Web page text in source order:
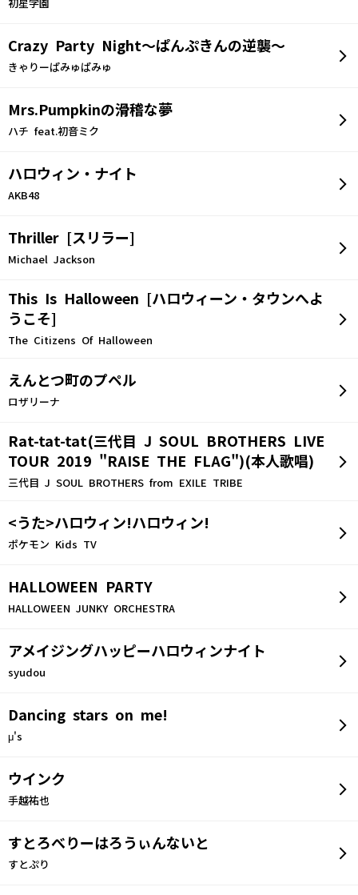
初星学園
Crazy Party Night〜ぱんぷきんの逆襲〜
きゃりーぱみゅぱみゅ
Mrs.Pumpkinの滑稽な夢
ハチ feat.初音ミク
ハロウィン・ナイト
AKB48
Thriller [スリラー]
Michael Jackson
This Is Halloween [ハロウィーン・タウンへよ
うこそ]
The Citizens Of Halloween
えんとつ町のプペル
ロザリーナ
Rat-tat-tat(三代目 J SOUL BROTHERS LIVE
TOUR 2019 "RAISE THE FLAG")(本人歌唱)
三代目 J SOUL BROTHERS from EXILE TRIBE
<うた>ハロウィン!ハロウィン!
ポケモン Kids TV
HALLOWEEN PARTY
HALLOWEEN JUNKY ORCHESTRA
アメイジングハッピーハロウィンナイト
syudou
Dancing stars on me!
μ's
ウインク
手越祐也
すとろべりーはろうぃんないと
すとぷり